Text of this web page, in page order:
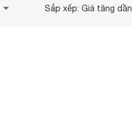
Sắp xếp: Giá tăng dần